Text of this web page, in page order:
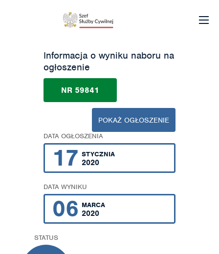
Informacja o wyniku naboru na
ogłoszenie
NR 59841
POKAŻ OGŁOSZENIE
DATA OGŁOSZENIA
17 STYCZNIA
2020
DATA WYNIKU
06 MARCA
2020
STATUS